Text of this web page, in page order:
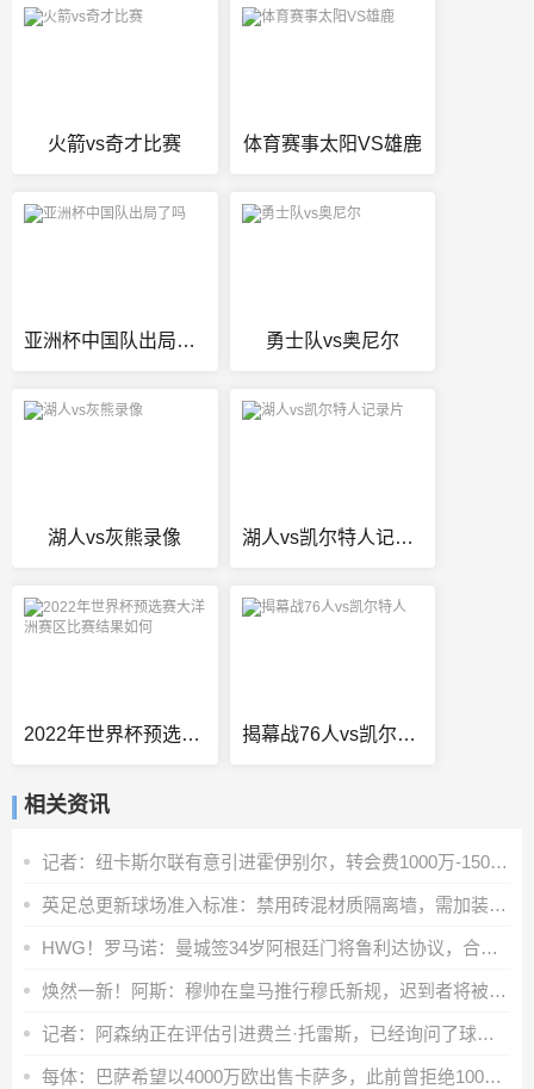
火箭vs奇才比赛 体育赛事太阳VS雄鹿
亚洲杯中国队出局了吗 勇士队vs奥尼尔
湖人vs灰熊录像 湖人vs凯尔特人记录片
2022年世界杯预选赛大洋洲赛区比赛结果如何 揭幕战76人vs凯尔特人
相关资讯
记者：纽卡斯尔联有意引进霍伊别尔，转会费1000万-1500万英镑
英足总更新球场准入标准：禁用砖混材质隔离墙，需加装安全防护层
HWG！罗马诺：曼城签34岁阿根廷门将鲁利达协议，合同2+1
焕然一新！阿斯：穆帅在皇马推行穆氏新规，迟到者将被罚缺席合练
记者：阿森纳正在评估引进费兰·托雷斯，已经询问了球员情况
每体：巴萨希望以4000万欧出售卡萨多，此前曾拒绝1000多万欧报价